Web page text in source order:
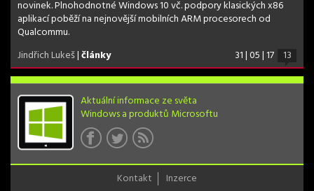
novinek. Plnohodnotné Windows 10 vč. podpory klasických x86
aplikací poběží na nejnovější mobilních ARM procesorech od
Qualcommu.
Jindřich Lukeš|články 31 | 05 | 17 13
Aktuální informace ze světa
Windows a produktů Microsoftu
Kontakt Inzerce